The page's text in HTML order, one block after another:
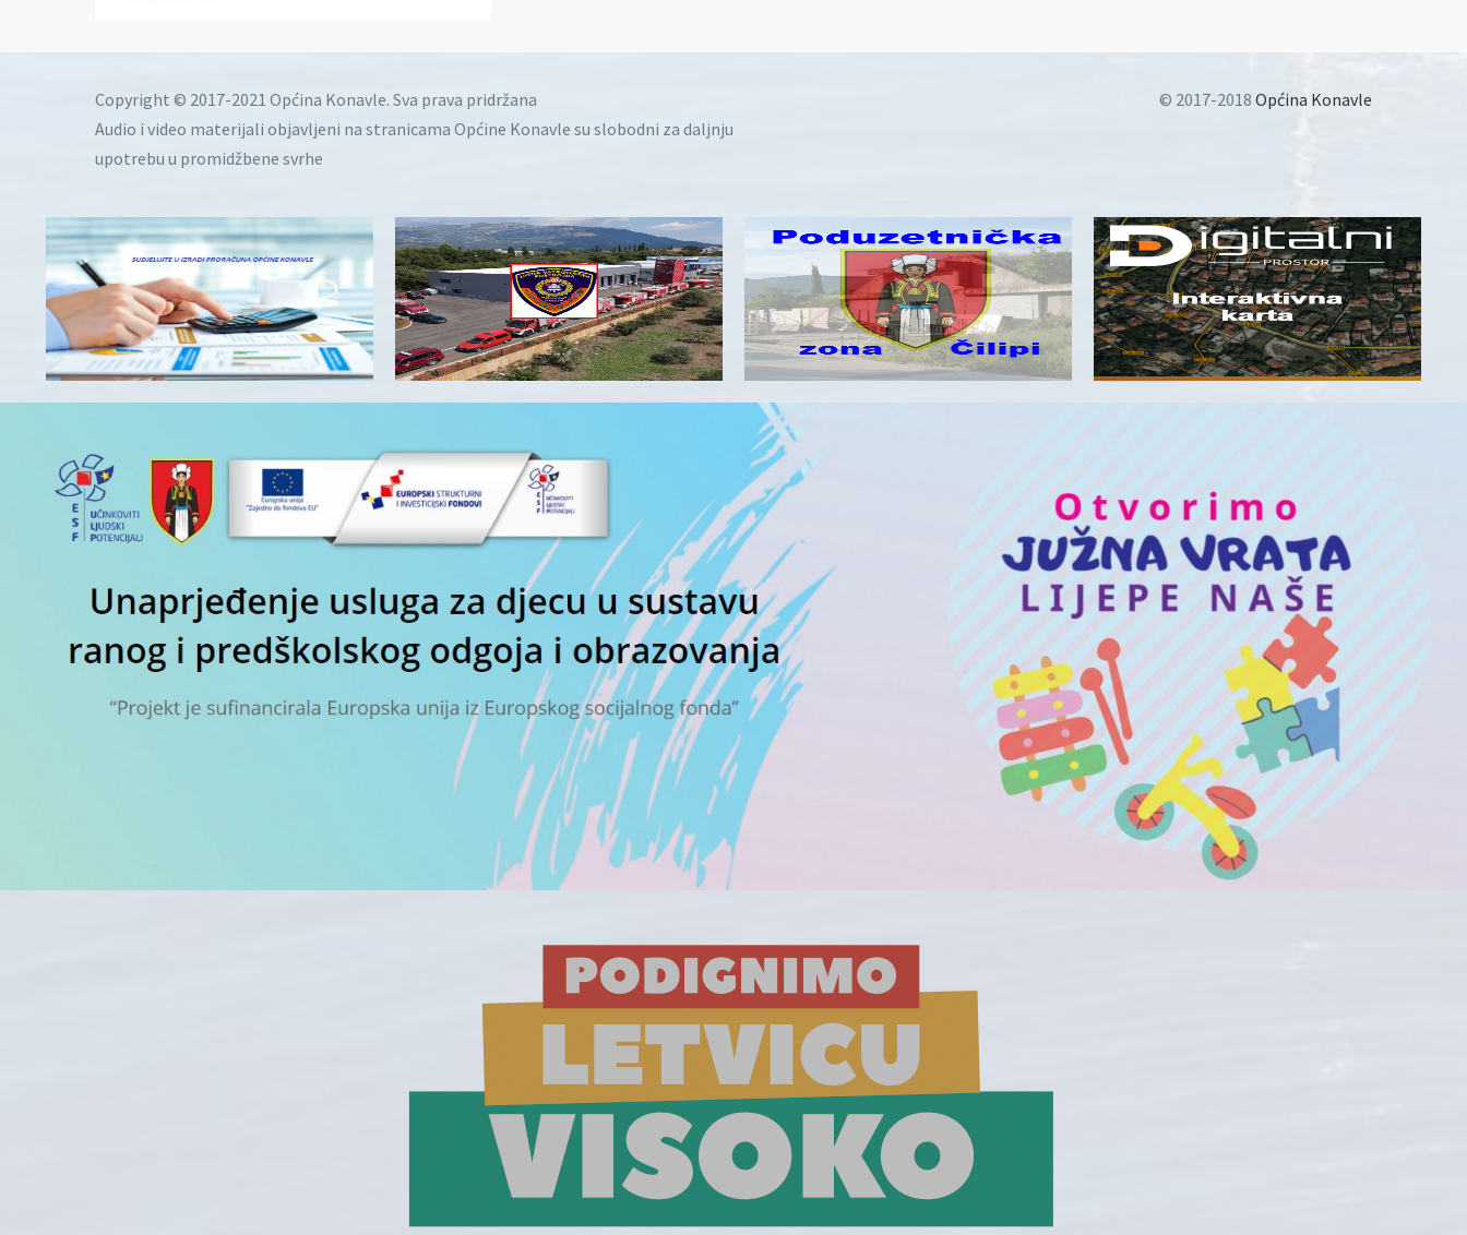
Copyright © 2017-2021 Općina Konavle. Sva prava pridržana
Audio i video materijali objavljeni na stranicama Općine Konavle su slobodni za daljnju
upotrebu u promidžbene svrhe
© 2017-2018 Općina Konavle